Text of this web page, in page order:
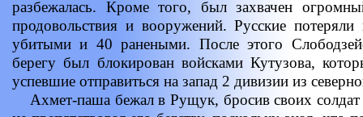
разбежалась. Кроме того, был захвачен
продовольствия и вооружений. Русские
убитыми и 40 ранеными. После этого
берегу был блокирован войсками Кутузова,
успевшие отправиться на запад 2 дивизии из
Ахмет-паша бежал в Рущук, бросив своих солдат